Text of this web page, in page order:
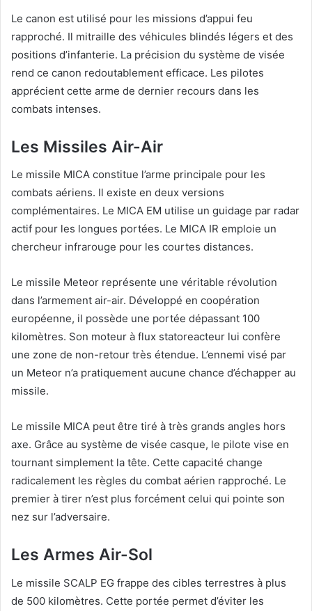
Le canon est utilisé pour les missions d’appui feu
rapproché. Il mitraille des véhicules blindés légers et des
positions d’infanterie. La précision du système de visée
rend ce canon redoutablement efficace. Les pilotes
apprécient cette arme de dernier recours dans les
combats intenses.
Les Missiles Air-Air
Le missile MICA constitue l’arme principale pour les
combats aériens. Il existe en deux versions
complémentaires. Le MICA EM utilise un guidage par radar
actif pour les longues portées. Le MICA IR emploie un
chercheur infrarouge pour les courtes distances.
Le missile Meteor représente une véritable révolution
dans l’armement air-air. Développé en coopération
européenne, il possède une portée dépassant 100
kilomètres. Son moteur à flux statoreacteur lui confère
une zone de non-retour très étendue. L’ennemi visé par
un Meteor n’a pratiquement aucune chance d’échapper au
missile.
Le missile MICA peut être tiré à très grands angles hors
axe. Grâce au système de visée casque, le pilote vise en
tournant simplement la tête. Cette capacité change
radicalement les règles du combat aérien rapproché. Le
premier à tirer n’est plus forcément celui qui pointe son
nez sur l’adversaire.
Les Armes Air-Sol
Le missile SCALP EG frappe des cibles terrestres à plus
de 500 kilomètres. Cette portée permet d’éviter les